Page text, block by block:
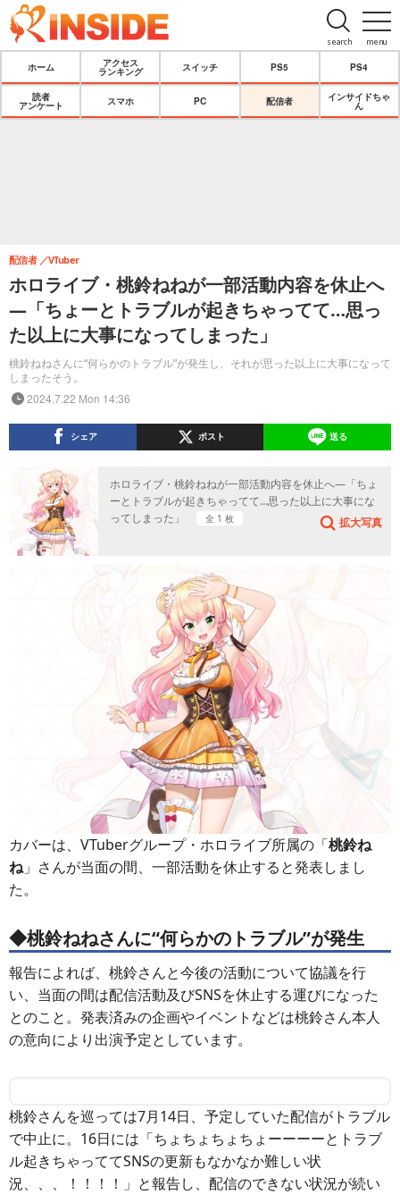
menu
search
ホーム
アクセス
ランキング
スイッチ PS5 PS4
読者
アンケート
スマホ PC 配信者
インサイドちゃ
ん
ホロライブ・桃鈴ねねが一部活動内容を休止へ
―「ちょーとトラブルが起きちゃってて…思っ
た以上に大事になってしまった」
桃鈴ねねさんに“何らかのトラブル”が発生し、それが思った以上に大事になって
しまったそう。
配信者 VTuber
2024.7.22 Mon 14:36
シェア ポスト 送る
ホロライブ・桃鈴ねねが一部活動内容を休止へ―「ちょ
ーとトラブルが起きちゃってて…思った以上に大事にな
ってしまった」
全 1 枚 拡大写真
カバーは、VTuberグループ・ホロライブ所属の「桃鈴ね
ね」さんが当面の間、一部活動を休止すると発表しまし
た。
◆桃鈴ねねさんに“何らかのトラブル”が発生
報告によれば、桃鈴さんと今後の活動について協議を行
い、当面の間は配信活動及びSNSを休止する運びになった
とのこと。発表済みの企画やイベントなどは桃鈴さん本人
の意向により出演予定としています。
桃鈴さんを巡っては7月14日、予定していた配信がトラブル
で中止に。16日には「ちょちょちょちょーーーーとトラブ
ル起きちゃっててSNSの更新もなかなか難しい状
況、、、！！！！」と報告し、配信のできない状況が続い